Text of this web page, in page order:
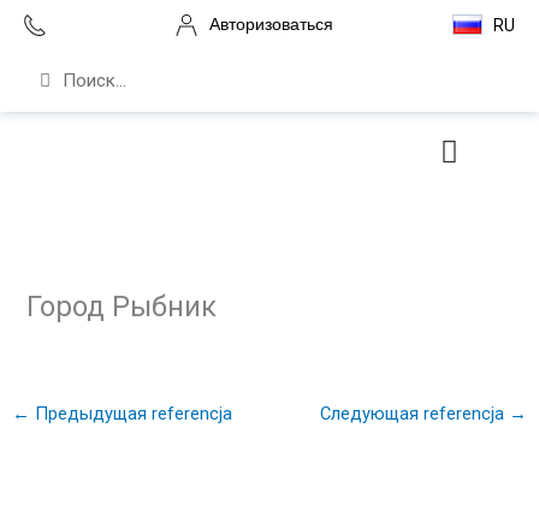
Перейти
Поиск
Поиск
Авторизоваться RU
Город Рыбник
← Предыдущая referencja Следующая referencja →